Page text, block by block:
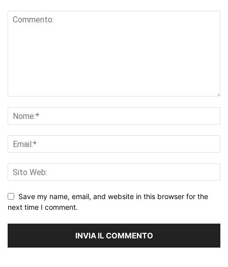
Save my name, email, and website in this browser for the
next time I comment.